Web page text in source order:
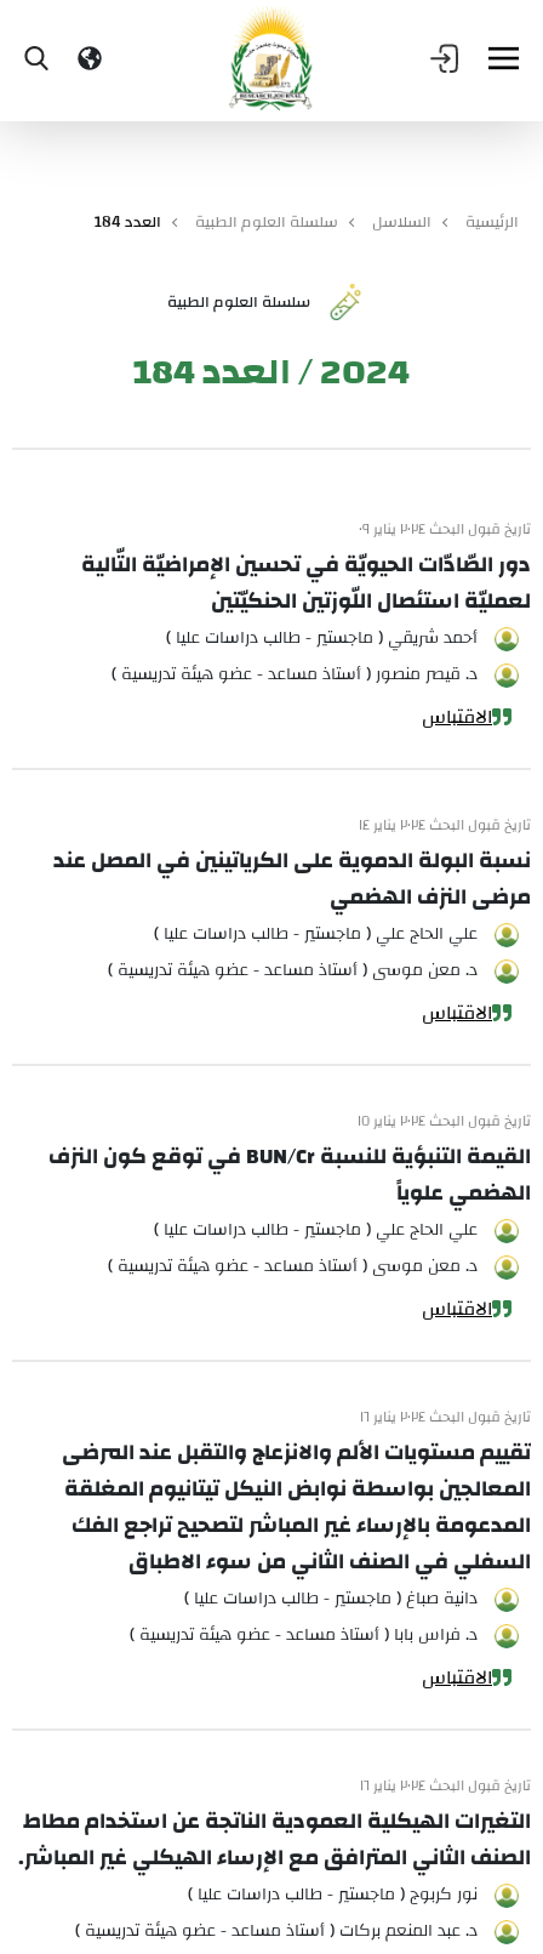
الرئيسية السلاسل سلسلة العلوم الطبية العدد 184
سلسلة العلوم الطبية
2024 / العدد 184
تاريخ قبول البحث ٢٠٢٤ يناير ٠٩
دور الصّادّات الحيويّة في تحسين الإمراضيّة التّالية
لعمليّة استئصال اللّوزتين الحنكيّتين
أحمد شريقي ( ماجستير - طالب دراسات عليا )
د. قيصر منصور ( أستاذ مساعد - عضو هيئة تدريسية )
الاقتباس
تاريخ قبول البحث ٢٠٢٤ يناير ١٤
نسبة البولة الدموية على الكرياتينين في المصل عند
مرضى النزف الهضمي
علي الحاج علي ( ماجستير - طالب دراسات عليا )
د. معن موسى ( أستاذ مساعد - عضو هيئة تدريسية )
الاقتباس
تاريخ قبول البحث ٢٠٢٤ يناير ١٥
القيمة التنبؤية للنسبة BUN/Cr في توقع كون النزف
الهضمي علوياً
علي الحاج علي ( ماجستير - طالب دراسات عليا )
د. معن موسى ( أستاذ مساعد - عضو هيئة تدريسية )
الاقتباس
تاريخ قبول البحث ٢٠٢٤ يناير ١٦
تقييم مستويات الألم والانزعاج والتقبل عند المرضى
المعالجين بواسطة نوابض النيكل تيتانيوم المغلقة
المدعومة بالإرساء غير المباشر لتصحيح تراجع الفك
السفلي في الصنف الثاني من سوء الاطباق
دانية صباغ ( ماجستير - طالب دراسات عليا )
د. فراس بابا ( أستاذ مساعد - عضو هيئة تدريسية )
الاقتباس
تاريخ قبول البحث ٢٠٢٤ يناير ١٦
التغيرات الهيكلية العمودية الناتجة عن استخدام مطاط
الصنف الثاني المترافق مع الإرساء الهيكلي غير المباشر.
نور كربوج ( ماجستير - طالب دراسات عليا )
د. عبد المنعم بركات ( أستاذ مساعد - عضو هيئة تدريسية )